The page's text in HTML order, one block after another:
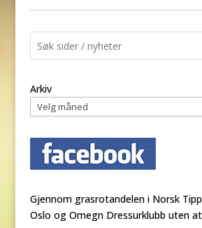
Arkiv
Gjennom grasrotandelen i Norsk
Oslo og Omegn Dressurklubb uten